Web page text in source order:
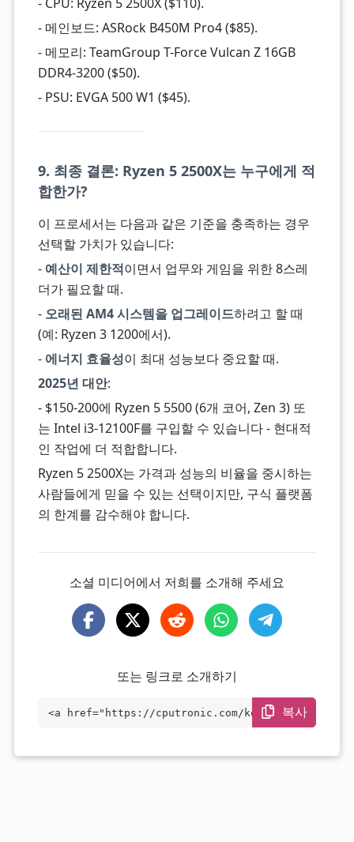
- 메인보드: ASRock B450M Pro4 ($85).
- 메모리: TeamGroup T-Force Vulcan Z 16GB
DDR4-3200 ($50).
- PSU: EVGA 500 W1 ($45).
9. 최종 결론: Ryzen 5 2500X는 누구에게 적
합한가?
이 프로세서는 다음과 같은 기준을 충족하는 경우
선택할 가치가 있습니다:
- 예산이 제한적이면서 업무와 게임을 위한 8스레
더가 필요할 때.
- 오래된 AM4 시스템을 업그레이드하려고 할 때
(예: Ryzen 3 1200에서).
- 에너지 효율성이 최대 성능보다 중요할 때.
2025년 대안:
- $150-200에 Ryzen 5 5500 (6개 코어, Zen 3) 또
는 Intel i3-12100F를 구입할 수 있습니다 - 현대적
인 작업에 더 적합합니다.
Ryzen 5 2500X는 가격과 성능의 비율을 중시하는
사람들에게 믿을 수 있는 선택이지만, 구식 플랫폼
의 한계를 감수해야 합니다.
소셜 미디어에서 저희를 소개해 주세요
또는 링크로 소개하기
<a href="https://cputronic.com/ko/cpu/am
복사